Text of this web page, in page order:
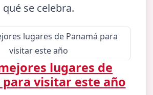
qué se celebra.
lugares de
para visitar este año